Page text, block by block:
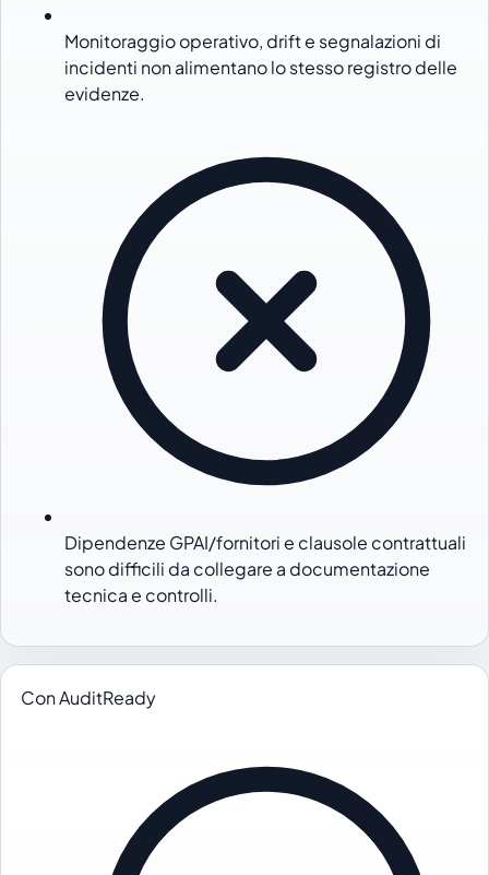
Monitoraggio operativo, drift e segnalazioni di
incidenti non alimentano lo stesso registro delle
evidenze.
Dipendenze GPAI/fornitori e clausole contrattuali
sono difficili da collegare a documentazione
tecnica e controlli.
Con AuditReady